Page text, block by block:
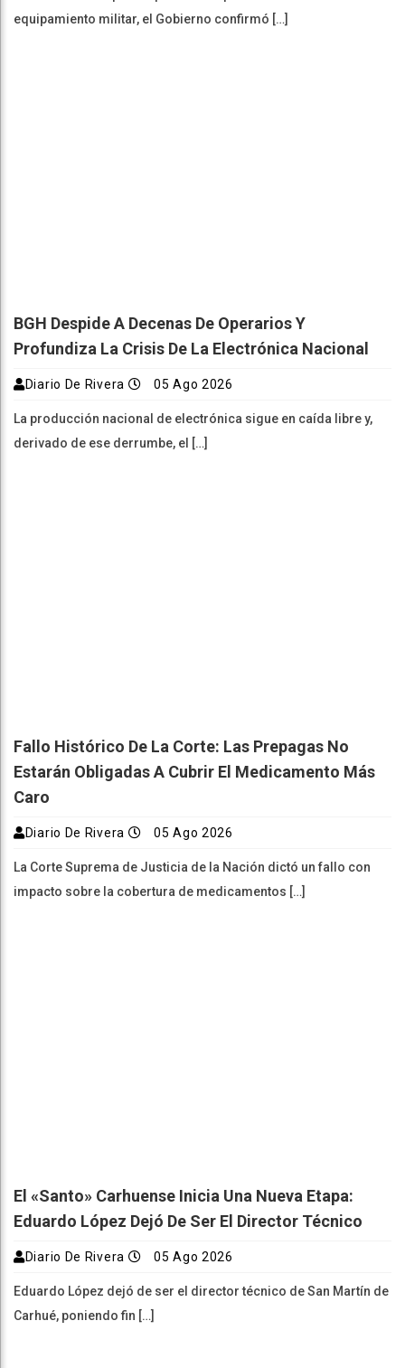
equipamiento militar, el Gobierno confirmó […]
BGH Despide A Decenas De Operarios Y
Profundiza La Crisis De La Electrónica Nacional
Diario De Rivera 05 Ago 2026
La producción nacional de electrónica sigue en caída libre y,
derivado de ese derrumbe, el […]
Fallo Histórico De La Corte: Las Prepagas No
Estarán Obligadas A Cubrir El Medicamento Más
Caro
Diario De Rivera 05 Ago 2026
La Corte Suprema de Justicia de la Nación dictó un fallo con
impacto sobre la cobertura de medicamentos […]
El «Santo» Carhuense Inicia Una Nueva Etapa:
Eduardo López Dejó De Ser El Director Técnico
Diario De Rivera 05 Ago 2026
Eduardo López dejó de ser el director técnico de San Martín de
Carhué, poniendo fin […]